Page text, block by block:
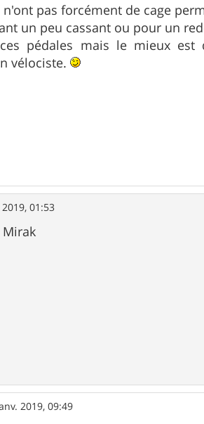
n'ont pas forcément de cage
un peu cassant ou pour un
pédales mais le mieux
vélociste.
01:53
2019, 09:49